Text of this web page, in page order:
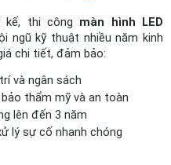
kế, thi công màn hình LED
ngũ kỹ thuật nhiều năm kinh
chi tiết, đảm bảo:
và ngân sách
thẩm mỹ và an toàn
lên đến 3 năm
lý sự cố nhanh chóng